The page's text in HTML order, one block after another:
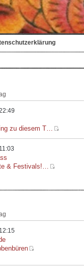
zu diesem T…
& Festivals!…